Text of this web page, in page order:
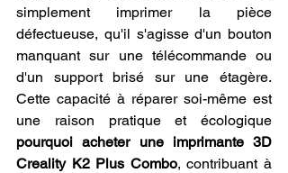
simplement imprimer la pièce
défectueuse, qu'il s'agisse d'un bouton
manquant sur une télécommande ou
d'un support brisé sur une étagère.
Cette capacité à réparer soi-même est
pourquoi acheter une imprimante 3D
Creality K2 Plus Combo, contribuant à